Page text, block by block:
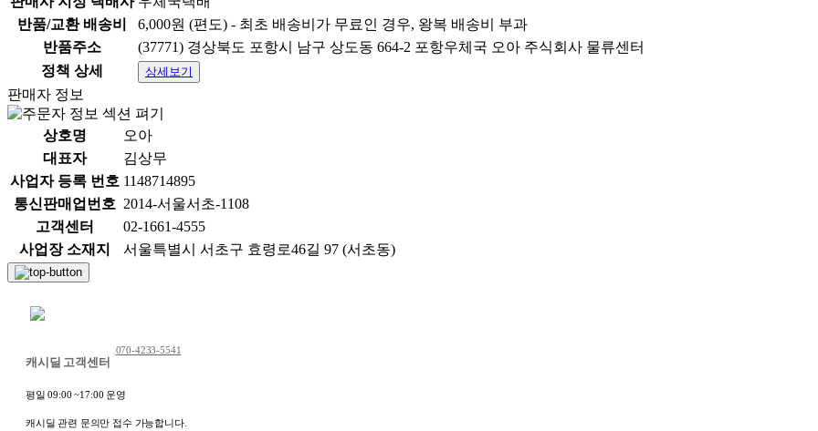
반품/교환 배송비
6,000원 (편도) - 최초 배송비가 무료인 경우, 왕복 배송비 부과
반품주소
(37771) 경상북도 포항시 남구 상도동 664-2 포항우체국 오아 주식회사 물류센터
정책 상세
상세보기
판매자 정보
상호명
오아
대표자
김상무
사업자 등록 번호 1148714895
통신판매업번호 2014-서울서초-1108
고객센터
02-1661-4555
사업장 소재지
서울특별시 서초구 효령로46길 97 (서초동)
캐시딜 고객센터
070-4233-5541
평일 09:00 ~17:00 운영
캐시딜 관련 문의만 접수 가능합니다.